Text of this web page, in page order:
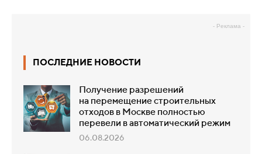
- Реклама -
ПОСЛЕДНИЕ НОВОСТИ
Получение разрешений
на перемещение строительных
отходов в Москве полностью
перевели в автоматический режим
06.08.2026